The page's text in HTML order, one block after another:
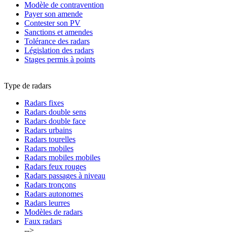
Modèle de contravention
Payer son amende
Contester son PV
Sanctions et amendes
Tolérance des radars
Législation des radars
Stages permis à points
Type de radars
Radars fixes
Radars double sens
Radars double face
Radars urbains
Radars tourelles
Radars mobiles
Radars mobiles mobiles
Radars feux rouges
Radars passages à niveau
Radars tronçons
Radars autonomes
Radars leurres
Modèles de radars
Faux radars
-->